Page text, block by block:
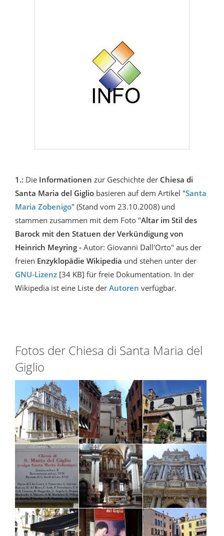
1.: Die Informationen zur Geschichte der Chiesa di
Santa Maria del Giglio basieren auf dem Artikel "Santa
Maria Zobenigo" (Stand vom 23.10.2008) und
stammen zusammen mit dem Foto "Altar im Stil des
Barock mit den Statuen der Verkündigung von
Heinrich Meyring - Autor: Giovanni Dall'Orto" aus der
freien Enzyklopädie Wikipedia und stehen unter der
GNU-Lizenz [34 KB] für freie Dokumentation. In der
Wikipedia ist eine Liste der Autoren verfügbar.
Fotos der Chiesa di Santa Maria del
Giglio